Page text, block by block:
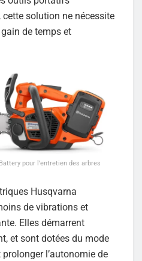
solution ne nécessite
de temps et
pour l’entretien des arbres
Husqvarna
de vibrations et
Elles démarrent
et sont dotées du mode
l’autonomie de